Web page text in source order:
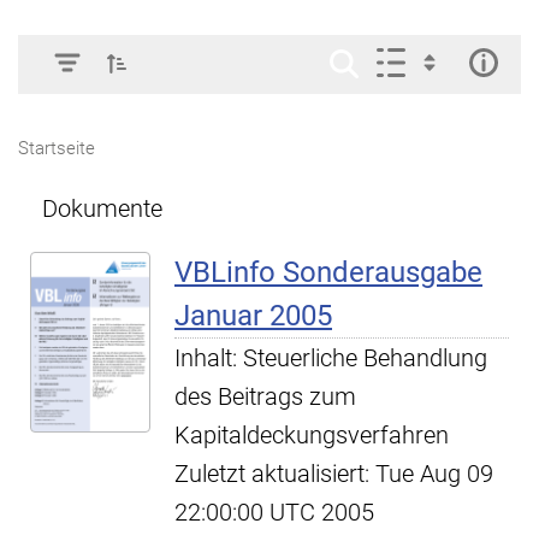
Startseite
Dokumente
VBLinfo Sonderausgabe
Januar 2005
Inhalt: Steuerliche Behandlung
des Beitrags zum
Kapitaldeckungsverfahren
Zuletzt aktualisiert: Tue Aug 09
22:00:00 UTC 2005